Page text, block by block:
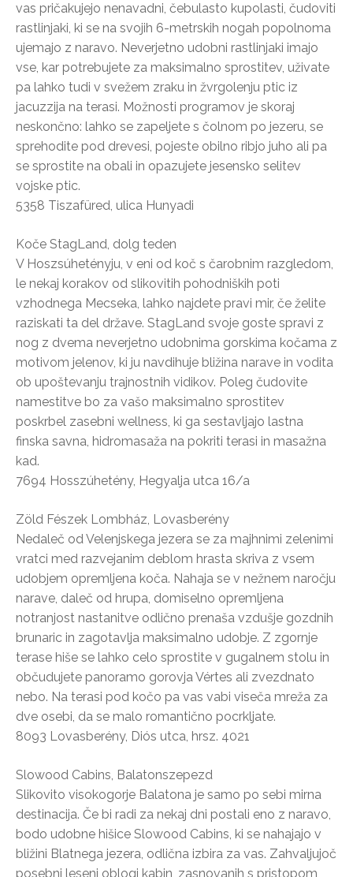
vas pričakujejo nenavadni, čebulasto kupolasti, čudoviti
rastlinjaki, ki se na svojih 6-metrskih nogah popolnoma
ujemajo z naravo. Neverjetno udobni rastlinjaki imajo
vse, kar potrebujete za maksimalno sprostitev, uživate
pa lahko tudi v svežem zraku in žvrgolenju ptic iz
jacuzzija na terasi. Možnosti programov je skoraj
neskončno: lahko se zapeljete s čolnom po jezeru, se
sprehodite pod drevesi, pojeste obilno ribjo juho ali pa
se sprostite na obali in opazujete jesensko selitev
vojske ptic.
5358 Tiszafüred, ulica Hunyadi
Koče StagLand, dolg teden
V Hoszsúhetényju, v eni od koč s čarobnim razgledom,
le nekaj korakov od slikovitih pohodniških poti
vzhodnega Mecseka, lahko najdete pravi mir, če želite
raziskati ta del države. StagLand svoje goste spravi z
nog z dvema neverjetno udobnima gorskima kočama z
motivom jelenov, ki ju navdihuje bližina narave in vodita
ob upoštevanju trajnostnih vidikov. Poleg čudovite
namestitve bo za vašo maksimalno sprostitev
poskrbel zasebni wellness, ki ga sestavljajo lastna
finska savna, hidromasaža na pokriti terasi in masažna
kad.
7694 Hosszúhetény, Hegyalja utca 16/a
Zöld Fészek Lombház, Lovasberény
Nedaleč od Velenjskega jezera se za majhnimi zelenimi
vratci med razvejanim deblom hrasta skriva z vsem
udobjem opremljena koča. Nahaja se v nežnem naročju
narave, daleč od hrupa, domiselno opremljena
notranjost nastanitve odlično prenaša vzdušje gozdnih
brunaric in zagotavlja maksimalno udobje. Z zgornje
terase hiše se lahko celo sprostite v gugalnem stolu in
občudujete panoramo gorovja Vértes ali zvezdnato
nebo. Na terasi pod kočo pa vas vabi viseča mreža za
dve osebi, da se malo romantično pocrkljate.
8093 Lovasberény, Diós utca, hrsz. 4021
Slowood Cabins, Balatonszepezd
Slikovito visokogorje Balatona je samo po sebi mirna
destinacija. Če bi radi za nekaj dni postali eno z naravo,
bodo udobne hišice Slowood Cabins, ki se nahajajo v
bližini Blatnega jezera, odlična izbira za vas. Zahvaljujoč
posebni leseni oblogi kabin, zasnovanih s pristopom